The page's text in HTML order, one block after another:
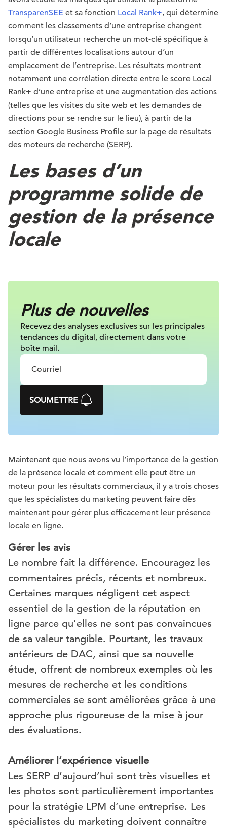
TransparenSEE et sa fonction Local Rank+, qui détermine
comment les classements d’une entreprise changent
lorsqu’un utilisateur recherche un mot-clé spécifique à
partir de différentes localisations autour d’un
emplacement de l’entreprise. Les résultats montrent
notamment une corrélation directe entre le score Local
Rank+ d’une entreprise et une augmentation des actions
(telles que les visites du site web et les demandes de
directions pour se rendre sur le lieu), à partir de la
section Google Business Profile sur la page de résultats
des moteurs de recherche (SERP).
Les bases d’un
programme solide de
gestion de la présence
locale
Plus de nouvelles
Recevez des analyses exclusives sur les principales
tendances du digital, directement dans votre
boîte mail.
SOUMETTRE
Maintenant que nous avons vu l’importance de la gestion
de la présence locale et comment elle peut être un
moteur pour les résultats commerciaux, il y a trois choses
que les spécialistes du marketing peuvent faire dès
maintenant pour gérer plus efficacement leur présence
locale en ligne.
Gérer les avis
Le nombre fait la différence. Encouragez les
commentaires précis, récents et nombreux.
Certaines marques négligent cet aspect
essentiel de la gestion de la réputation en
ligne parce qu’elles ne sont pas convaincues
de sa valeur tangible. Pourtant, les travaux
antérieurs de DAC, ainsi que sa nouvelle
étude, offrent de nombreux exemples où les
mesures de recherche et les conditions
commerciales se sont améliorées grâce à une
approche plus rigoureuse de la mise à jour
des évaluations.
Améliorer l’expérience visuelle
Les SERP d’aujourd’hui sont très visuelles et
les photos sont particulièrement importantes
pour la stratégie LPM d’une entreprise. Les
spécialistes du marketing doivent connaître